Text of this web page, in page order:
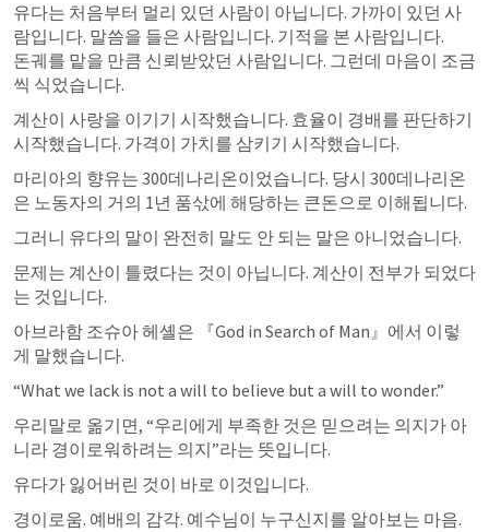
유다는 처음부터 멀리 있던 사람이 아닙니다. 가까이 있던 사
람입니다. 말씀을 들은 사람입니다. 기적을 본 사람입니다.
돈궤를 맡을 만큼 신뢰받았던 사람입니다. 그런데 마음이 조금
씩 식었습니다.
계산이 사랑을 이기기 시작했습니다. 효율이 경배를 판단하기
시작했습니다. 가격이 가치를 삼키기 시작했습니다.
마리아의 향유는 300데나리온이었습니다. 당시 300데나리온
은 노동자의 거의 1년 품삯에 해당하는 큰돈으로 이해됩니다.
그러니 유다의 말이 완전히 말도 안 되는 말은 아니었습니다.
문제는 계산이 틀렸다는 것이 아닙니다. 계산이 전부가 되었다
는 것입니다.
아브라함 조슈아 헤셸은 『God in Search of Man』에서 이렇
게 말했습니다.
“What we lack is not a will to believe but a will to wonder.”
우리말로 옮기면, “우리에게 부족한 것은 믿으려는 의지가 아
니라 경이로워하려는 의지”라는 뜻입니다.
유다가 잃어버린 것이 바로 이것입니다.
경이로움. 예배의 감각. 예수님이 누구신지를 알아보는 마음.